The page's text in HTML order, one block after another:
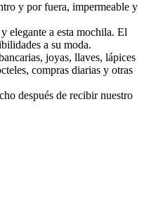
y por fuera, impermeable y
elegante a esta mochila. El
a su moda.
joyas, llaves, lápices
compras diarias y otras
después de recibir nuestro